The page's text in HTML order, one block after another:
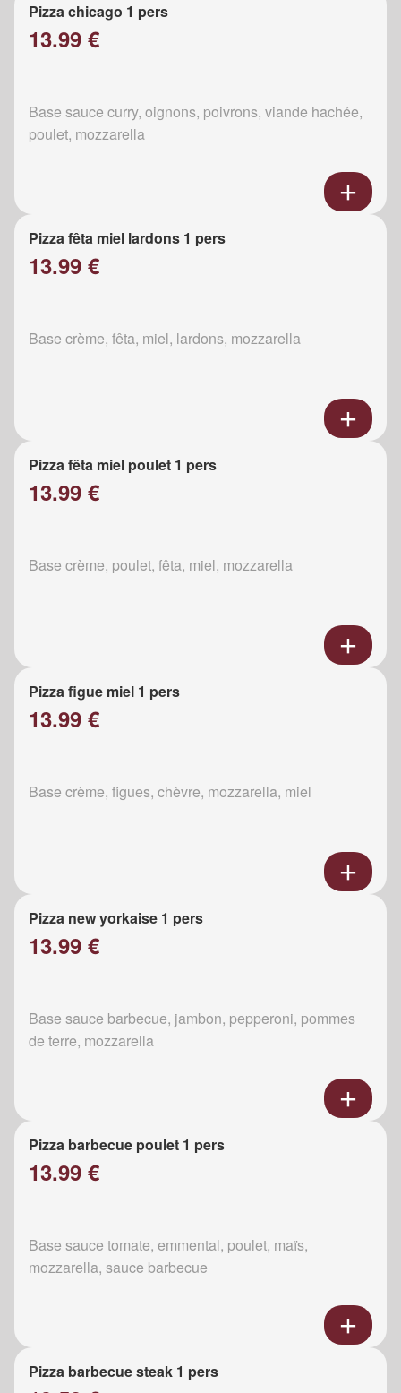
Pizza chicago 1 pers
13.99 €
Base sauce curry, oignons, poivrons, viande hachée,
poulet, mozzarella
Pizza fêta miel lardons 1 pers
13.99 €
Base crème, fêta, miel, lardons, mozzarella
Pizza fêta miel poulet 1 pers
13.99 €
Base crème, poulet, fêta, miel, mozzarella
Pizza figue miel 1 pers
13.99 €
Base crème, figues, chèvre, mozzarella, miel
Pizza new yorkaise 1 pers
13.99 €
Base sauce barbecue, jambon, pepperoni, pommes
de terre, mozzarella
Pizza barbecue poulet 1 pers
13.99 €
Base sauce tomate, emmental, poulet, maïs,
mozzarella, sauce barbecue
Pizza barbecue steak 1 pers